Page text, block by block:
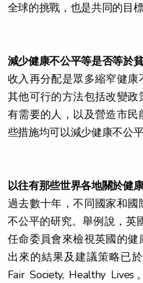
全球的挑戰，也是共同的目標
減少健康不公平等是否等於
收入再分配是眾多縮窄健康
其他可行的方法包括改變
有需要的人，以及營造市
些措施均可以減少健康不公平
以往有那些世界各地關於健
過去數十年，不同國家和
不公平的研究。舉例說，英
任命委員會來檢視英國的
出來的結果及建議策略已
Fair Society, Healthy